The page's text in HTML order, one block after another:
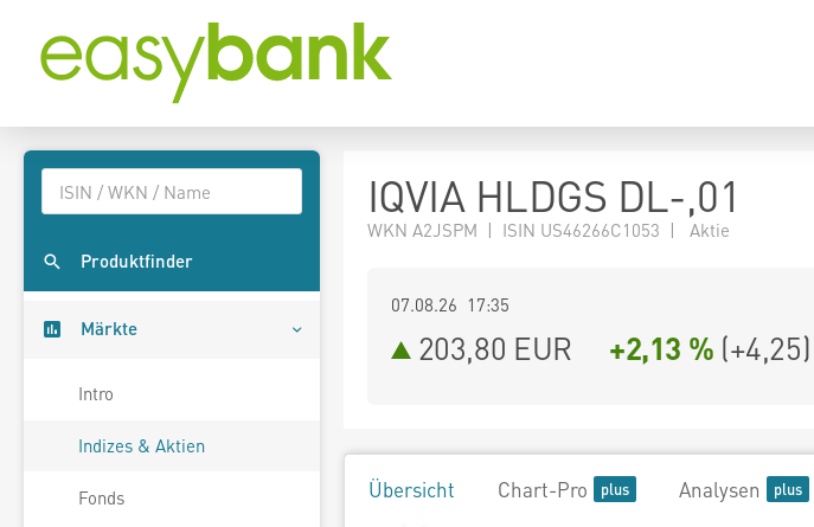
Produktfinder
Märkte
Intro
Indizes & Aktien
Fonds
IQVIA HLDGS DL-,01
WKN A2JSPM | ISIN US46266C1053 | Aktie
07.08.26 17:35
203,80 EUR +2,13 % (+4,25)
Übersicht Chart-Pro Analysen